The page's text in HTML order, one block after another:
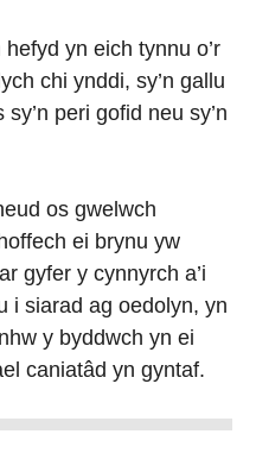
yn eich tynnu o’r
chi ynddi, sy’n gallu
peri gofid neu sy’n
os gwelwch
ei brynu yw
gyfer y cynnyrch a’i
i siarad ag oedolyn, yn
y byddwch yn ei
caniatâd yn gyntaf.